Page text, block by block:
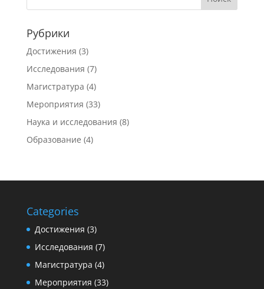
Рубрики
Достижения (3)
Исследования (7)
Магистратура (4)
Мероприятия (33)
Наука и исследования (8)
Образование (4)
Categories
Достижения (3)
Исследования (7)
Магистратура (4)
Мероприятия (33)